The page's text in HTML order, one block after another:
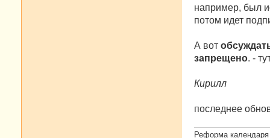
например, был
потом идет
А вот
запрещено. -
Кирилл
последнее
Реформа календаря